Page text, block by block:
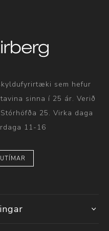
sem hefur
sinna í 25 ár. Verið
25. Virka daga
11-16